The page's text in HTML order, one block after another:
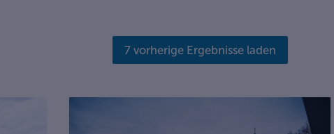
7 vorherige Ergebnisse laden